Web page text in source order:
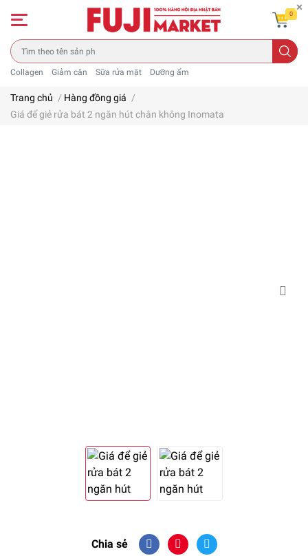
Collagen Giảm cân Sữa rửa mặt Dưỡng ẩm
0
Trang chủ / Hàng đồng giá /
Giá để giẻ rửa bát 2 ngăn hút chân không Inomata
Chia sẻ